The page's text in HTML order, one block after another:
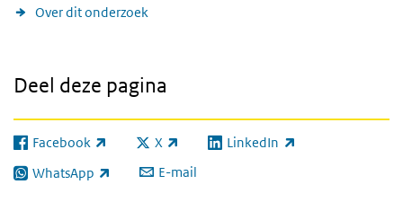
Over dit onderzoek
Deel deze pagina
Facebook
(externe link) X
(externe link) LinkedIn
(externe link)
WhatsApp
(externe link) E-mail